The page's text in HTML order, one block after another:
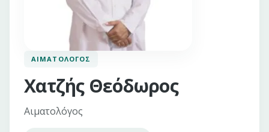
ΑΙΜΑΤΟΛΌΓΟΣ
Χατζής Θεόδωρος
Αιματολόγος